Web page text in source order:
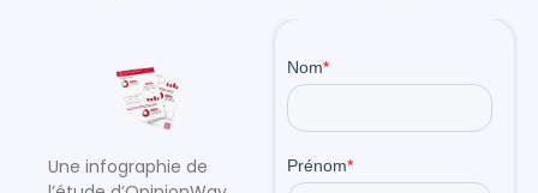
Une infographie de